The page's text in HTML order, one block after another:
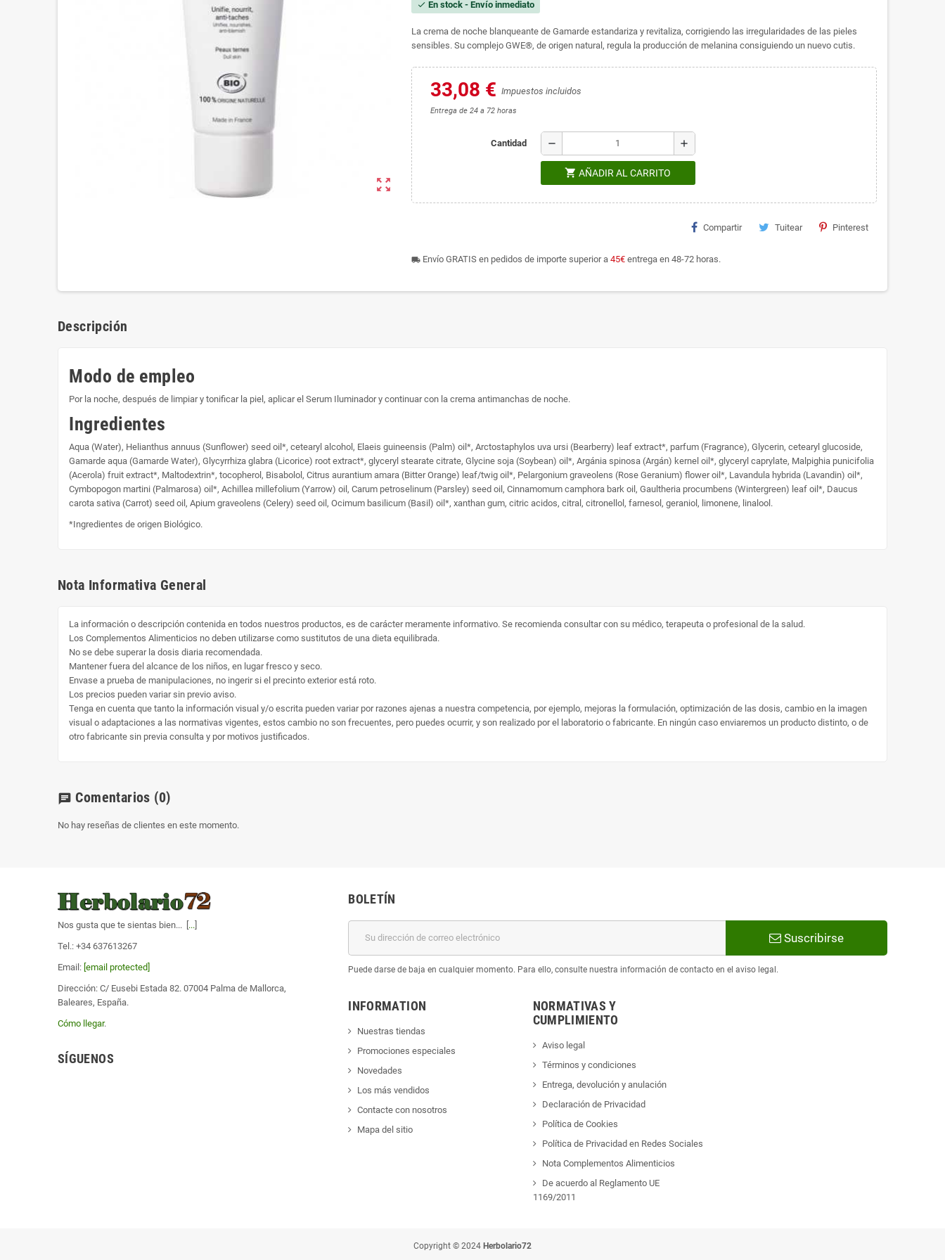
zoom_out_map
check En stock - Envío inmediato
La crema de noche blanqueante de Gamarde estandariza y revitaliza, corrigiendo las irregularidades de las pieles
sensibles. Su complejo GWE®, de origen natural, regula la producción de melanina consiguiendo un nuevo cutis.
33,08 € Impuestos incluidos
Entrega de 24 a 72 horas
Cantidad remove add
shopping_cart AÑADIR AL CARRITO
Compartir Tuitear Pinterest
local_shippingEnvío GRATIS en pedidos de importe superior a 45€entrega en 48-72 horas.
Descripción
Modo de empleo
Por la noche, después de limpiar y tonificar la piel, aplicar el Serum Iluminador y continuar con la crema antimanchas de noche.
Ingredientes
Aqua (Water), Helianthus annuus (Sunflower) seed oil*, cetearyl alcohol, Elaeis guineensis (Palm) oil*, Arctostaphylos uva ursi (Bearberry) leaf extract*, parfum (Fragrance), Glycerin, cetearyl glucoside,
Gamarde aqua (Gamarde Water), Glycyrrhiza glabra (Licorice) root extract*, glyceryl stearate citrate, Glycine soja (Soybean) oil*, Argánia spinosa (Argán) kernel oil*, glyceryl caprylate, Malpighia punicifolia
(Acerola) fruit extract*, Maltodextrin*, tocopherol, Bisabolol, Citrus aurantium amara (Bitter Orange) leaf/twig oil*, Pelargonium graveolens (Rose Geranium) flower oil*, Lavandula hybrida (Lavandin) oil*,
Cymbopogon martini (Palmarosa) oil*, Achillea millefolium (Yarrow) oil, Carum petroselinum (Parsley) seed oil, Cinnamomum camphora bark oil, Gaultheria procumbens (Wintergreen) leaf oil*, Daucus
carota sativa (Carrot) seed oil, Apium graveolens (Celery) seed oil, Ocimum basilicum (Basil) oil*, xanthan gum, citric acidos, citral, citronellol, farnesol, geraniol, limonene, linalool.
*Ingredientes de origen Biológico.
Nota Informativa General
La información o descripción contenida en todos nuestros productos, es de carácter meramente informativo. Se recomienda consultar con su médico, terapeuta o profesional de la salud.
Los Complementos Alimenticios no deben utilizarse como sustitutos de una dieta equilibrada.
No se debe superar la dosis diaria recomendada.
Mantener fuera del alcance de los niños, en lugar fresco y seco.
Envase a prueba de manipulaciones, no ingerir si el precinto exterior está roto.
Los precios pueden variar sin previo aviso.
Tenga en cuenta que tanto la información visual y/o escrita pueden variar por razones ajenas a nuestra competencia, por ejemplo, mejoras la formulación, optimización de las dosis, cambio en la imagen
visual o adaptaciones a las normativas vigentes, estos cambio no son frecuentes, pero puedes ocurrir, y son realizado por el laboratorio o fabricante. En ningún caso enviaremos un producto distinto, o de
otro fabricante sin previa consulta y por motivos justificados.
chat Comentarios (0)
No hay reseñas de clientes en este momento.
Nos gusta que te sientas bien... [ ...
Tel.: +34 637613267
Email: [email protected]
Dirección: C/ Eusebi Estada 82. 07004 Palma de Mallorca,
Baleares, España.
Cómo llegar.
SÍGUENOS
BOLETÍN
Suscribirse
Puede darse de baja en cualquier momento. Para ello, consulte nuestra información de contacto en el aviso legal.
INFORMATION
Nuestras tiendas
Promociones especiales
Novedades
Los más vendidos
Contacte con nosotros
Mapa del sitio
NORMATIVAS Y
CUMPLIMIENTO
Aviso legal
Términos y condiciones
Entrega, devolución y anulación
Declaración de Privacidad
Política de Cookies
Política de Privacidad en Redes Sociales
Nota Complementos Alimenticios
De acuerdo al Reglamento UE
1169/2011
Copyright © 2024 Herbolario72